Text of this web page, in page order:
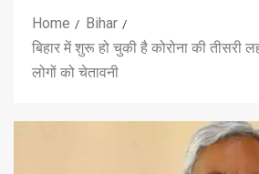
Home
Bihar
बिहार में शुरू हो चुकी है कोरोना की तीसरी
लोगों को चेतावनी